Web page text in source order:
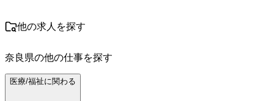
他の求人を探す
奈良県の他の仕事を探す
医療/福祉に関わる